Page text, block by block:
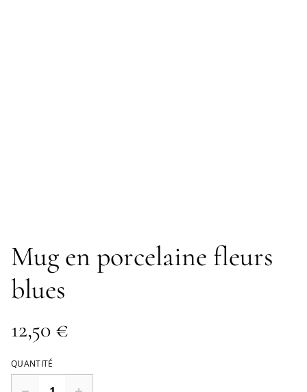
Mug en porcelaine fleurs
blues
12,50 €
QUANTITÉ